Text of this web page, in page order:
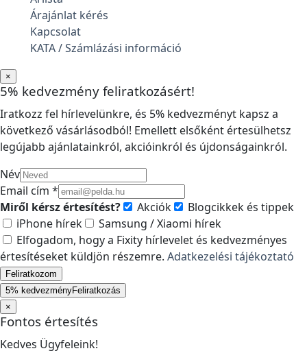
Árajánlat kérés
Kapcsolat
KATA / Számlázási információ
×
5% kedvezmény feliratkozásért!
Iratkozz fel hírlevelünkre, és 5% kedvezményt kapsz a
következő vásárlásodból! Emellett elsőként értesülhetsz
legújabb ajánlatainkról, akcióinkról és újdonságainkról.
Név
Email cím *
Miről kérsz értesítést?
Akciók
Blogcikkek és tippek
iPhone hírek
Samsung / Xiaomi hírek
Elfogadom, hogy a Fixity hírlevelet és kedvezményes
értesítéseket küldjön részemre. Adatkezelési tájékoztató
Feliratkozom
5% kedvezményFeliratkozás
×
Fontos értesítés
Kedves Ügyfeleink!